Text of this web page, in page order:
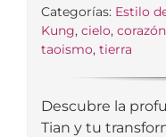
Categorías: Estilo
Kung, cielo, corazón
taoismo, tierra
Descubre la
Tian y tu